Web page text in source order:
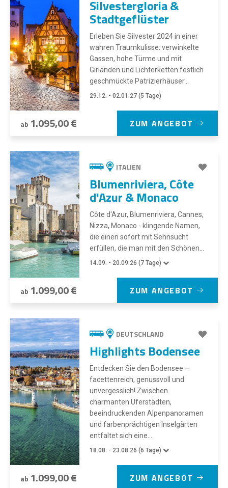
Silvestergloria &
Stadtgeflüster
Erleben Sie Silvester 2024 in einer
wahren Traumkulisse: verwinkelte
Gassen, hohe Türme und mit
Girlanden und Lichterketten festlich
geschmückte Patrizierhäuser...
29.12. - 02.01.27 (5 Tage)
ab 1.095,00 € ZUM ANGEBOT
ITALIEN
Blumenriviera, Côte
d'Azur & Monaco
Côte d'Azur, Blumenriviera, Cannes,
Nizza, Monaco - klingende Namen,
die einen sofort mit Sehnsucht
erfüllen, die man mit den Schönen...
14.09. - 20.09.26 (7 Tage)
ab 1.099,00 € ZUM ANGEBOT
DEUTSCHLAND
Highlights Bodensee
Entdecken Sie den Bodensee –
facettenreich, genussvoll und
unvergesslich! Zwischen
charmanten Uferstädten,
beeindruckenden Alpenpanoramen
und farbenprächtigen Inselgärten
entfaltet sich eine...
18.08. - 23.08.26 (6 Tage)
ab 1.099,00 € ZUM ANGEBOT